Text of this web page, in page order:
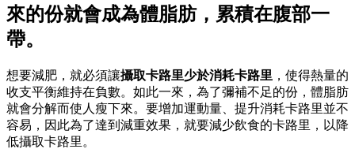
來的份就會成為體脂肪，累積在腹部一
帶。
想要減肥，就必須讓攝取卡路里少於消耗卡路里 ，使得熱量的
收支平衡維持在負數。如此一來，為了彌補不足的份，體脂肪
就會分解而使人瘦下來。要增加運動量、提升消耗卡路里並不
容易，因此為了達到減重效果，就要減少飲食的卡路里，以降
低攝取卡路里。